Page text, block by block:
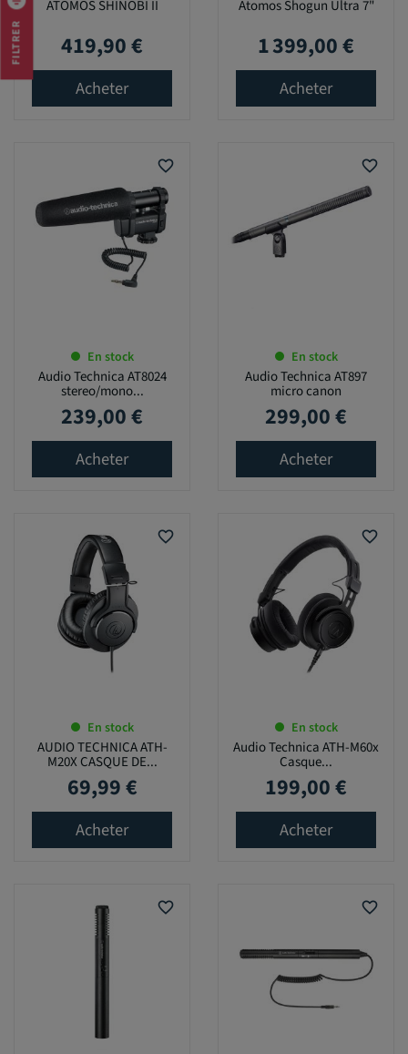
FILTRER
ATOMOS SHINOBI II
Prix
419,90 €
Acheter
Atomos Shogun Ultra 7"
Prix
1 399,00 €
Acheter
favorite_border
En stock
Audio Technica AT8024
stereo/mono...
Prix
239,00 €
Acheter
favorite_border
En stock
Audio Technica AT897
micro canon
Prix
299,00 €
Acheter
favorite_border
En stock
AUDIO TECHNICA ATH-
M20X CASQUE DE...
Prix
69,99 €
Acheter
favorite_border
En stock
Audio Technica ATH-M60x
Casque...
Prix
199,00 €
Acheter
favorite_border favorite_border